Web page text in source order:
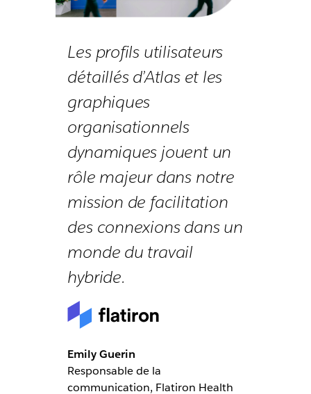
Les profils utilisateurs
détaillés d’Atlas et les
graphiques
organisationnels
dynamiques jouent un
rôle majeur dans notre
mission de facilitation
des connexions dans un
monde du travail
hybride.
Emily Guerin
Responsable de la
communication, Flatiron Health